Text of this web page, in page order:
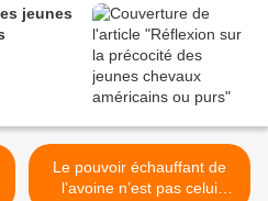
jeunes
Le pouvoir échauffant de
l’avoine n’est pas celui